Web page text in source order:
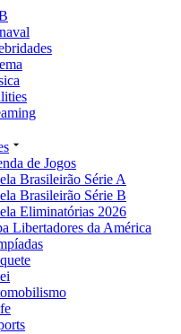
de Jogos
Brasileirão Série A
Brasileirão Série B
Eliminatórias 2026
Libertadores da América